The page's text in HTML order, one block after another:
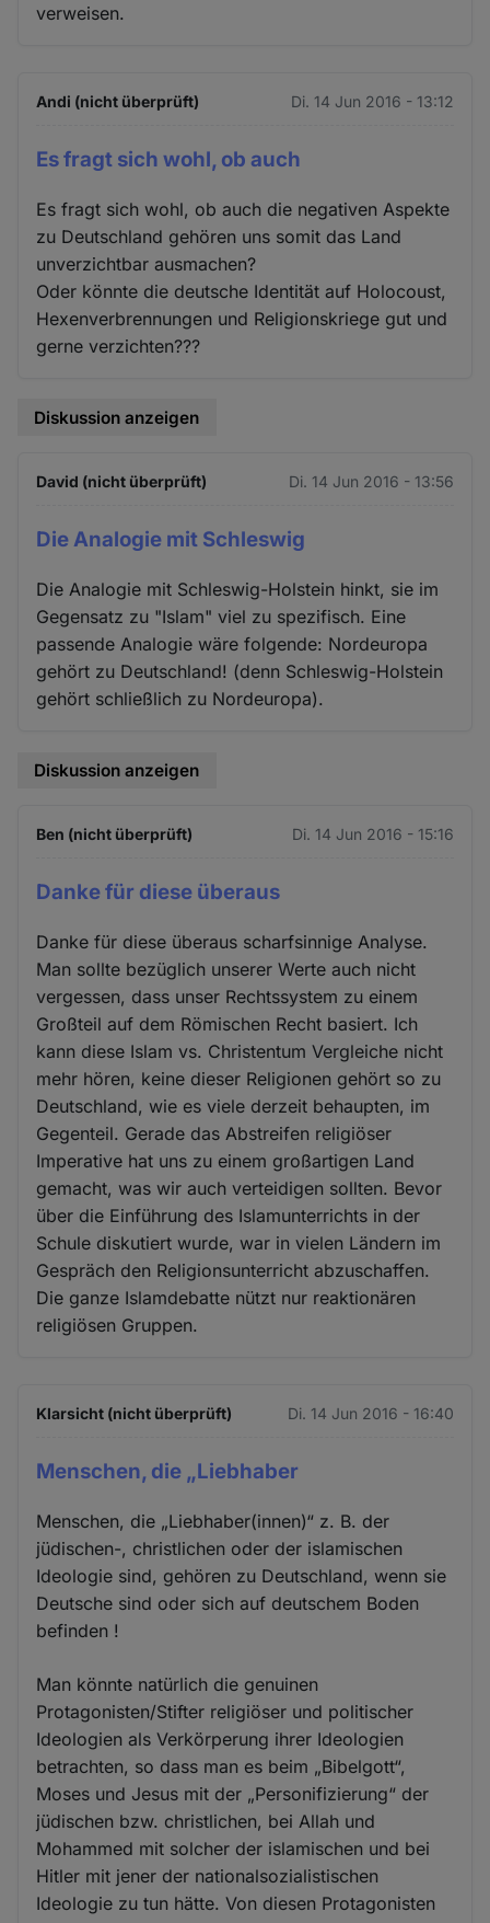
verweisen.
Andi (nicht überprüft) Di. 14 Jun 2016 - 13:12
Es fragt sich wohl, ob auch
Es fragt sich wohl, ob auch die negativen Aspekte
zu Deutschland gehören uns somit das Land
unverzichtbar ausmachen?
Oder könnte die deutsche Identität auf Holocoust,
Hexenverbrennungen und Religionskriege gut und
gerne verzichten???
Diskussion anzeigen
David (nicht überprüft) Di. 14 Jun 2016 - 13:56
Die Analogie mit Schleswig
Die Analogie mit Schleswig-Holstein hinkt, sie im
Gegensatz zu "Islam" viel zu spezifisch. Eine
passende Analogie wäre folgende: Nordeuropa
gehört zu Deutschland! (denn Schleswig-Holstein
gehört schließlich zu Nordeuropa).
Diskussion anzeigen
Ben (nicht überprüft) Di. 14 Jun 2016 - 15:16
Danke für diese überaus
Danke für diese überaus scharfsinnige Analyse.
Man sollte bezüglich unserer Werte auch nicht
vergessen, dass unser Rechtssystem zu einem
Großteil auf dem Römischen Recht basiert. Ich
kann diese Islam vs. Christentum Vergleiche nicht
mehr hören, keine dieser Religionen gehört so zu
Deutschland, wie es viele derzeit behaupten, im
Gegenteil. Gerade das Abstreifen religiöser
Imperative hat uns zu einem großartigen Land
gemacht, was wir auch verteidigen sollten. Bevor
über die Einführung des Islamunterrichts in der
Schule diskutiert wurde, war in vielen Ländern im
Gespräch den Religionsunterricht abzuschaffen.
Die ganze Islamdebatte nützt nur reaktionären
religiösen Gruppen.
Klarsicht (nicht überprüft) Di. 14 Jun 2016 - 16:40
Menschen, die „Liebhaber
Menschen, die „Liebhaber(innen)“ z. B. der
jüdischen-, christlichen oder der islamischen
Ideologie sind, gehören zu Deutschland, wenn sie
Deutsche sind oder sich auf deutschem Boden
befinden !
Man könnte natürlich die genuinen
Protagonisten/Stifter religiöser und politischer
Ideologien als Verkörperung ihrer Ideologien
betrachten, so dass man es beim „Bibelgott“,
Moses und Jesus mit der „Personifizierung“ der
jüdischen bzw. christlichen, bei Allah und
Mohammed mit solcher der islamischen und bei
Hitler mit jener der nationalsozialistischen
Ideologie zu tun hätte. Von diesen Protagonisten